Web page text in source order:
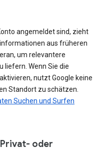
angemeldet sind, zieht
aus früheren
um relevantere
liefern. Wenn Sie die
nutzt Google keine
Standort zu schätzen.
Suchen und Surfen
oder